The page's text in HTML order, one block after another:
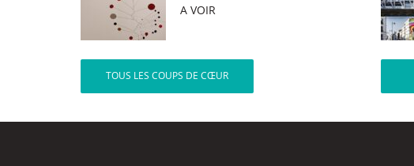
A VOIR
TOUS LES COUPS DE CŒUR